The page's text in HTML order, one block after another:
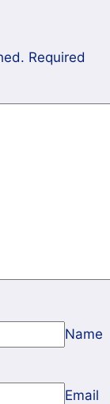
Required
Name
Email